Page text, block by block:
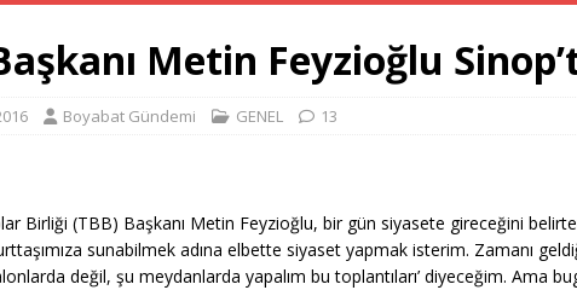
Metin Feyzioğlu
Boyabat Gündemi GENEL 13
Birliği (TBB) Başkanı Metin Feyzioğlu, bir gün siyasete gireceğini
sunabilmek adına elbette siyaset yapmak isterim. Zamanı
değil, şu meydanlarda yapalım bu toplantıları’ diyeceğim. Ama